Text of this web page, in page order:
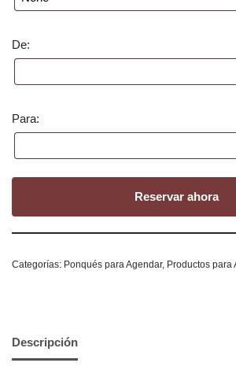
De:
Para:
Reservar ahora
Categorías: Ponqués para Agendar, Productos para
Descripción